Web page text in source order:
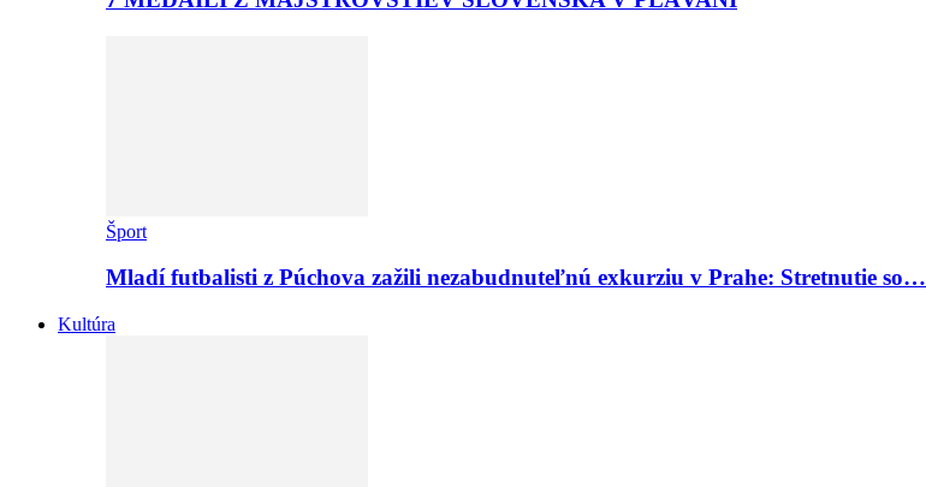
Šport
Mladí futbalisti z Púchova zažili nezabudnuteľnú exkurziu v Prahe: Stretnutie so…
Kultúra